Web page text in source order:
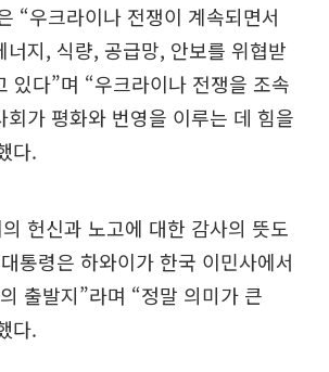
“우크라이나 전쟁이 계속되면서
너지, 식량, 공급망, 안보를 위협받
있다”며 “우크라이나 전쟁을 조속
회가 평화와 번영을 이루는 데 힘을
다.
헌신과 노고에 대한 감사의 뜻도
통령은 하와이가 한국 이민사에서
출발지”라며 “정말 의미가 큰
다.